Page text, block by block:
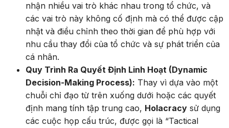
nhận nhiều vai trò khác nhau trong tổ chức, và
các vai trò này không cố định mà có thể được cập
nhật và điều chỉnh theo thời gian để phù hợp với
nhu cầu thay đổi của tổ chức và sự phát triển của
cá nhân.
Quy Trình Ra Quyết Định Linh Hoạt (Dynamic
Decision-Making Process): Thay vì dựa vào một
chuỗi chỉ đạo từ trên xuống dưới hoặc các quyết
định mang tính tập trung cao, Holacracy sử dụng
các cuộc họp cấu trúc, được gọi là “Tactical